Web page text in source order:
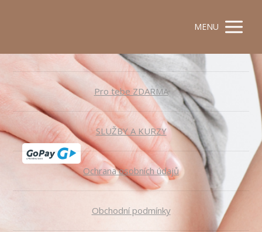
MENU
Pro tebe ZDARMA
SLUŽBY A KURZY
Ochrana osobních údajů
Obchodní podmínky